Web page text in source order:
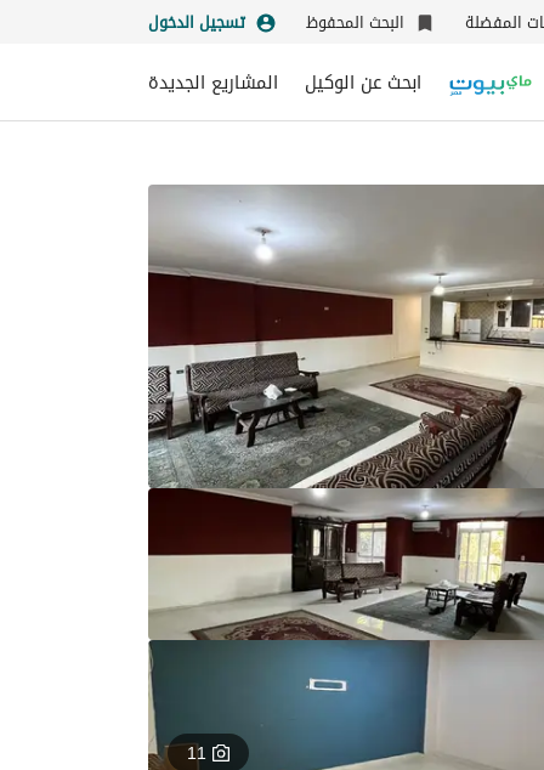
المفضلة البحث المحفوظ تسجيل الدخول
ابحث عن الوكيل المشاريع الجديدة
11